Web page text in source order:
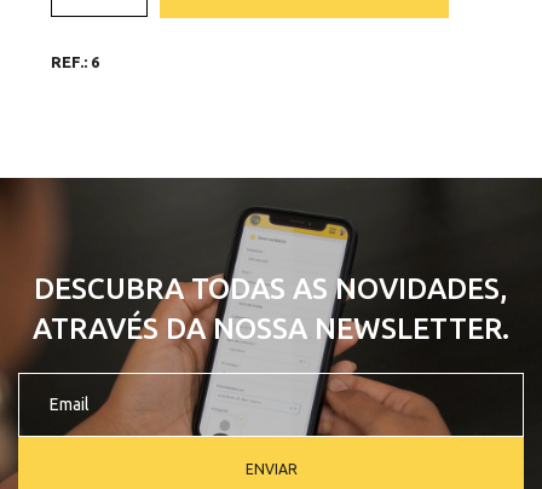
REF.: 6
DESCUBRA TODAS AS NOVIDADES,
ATRAVÉS DA NOSSA NEWSLETTER.
ENVIAR